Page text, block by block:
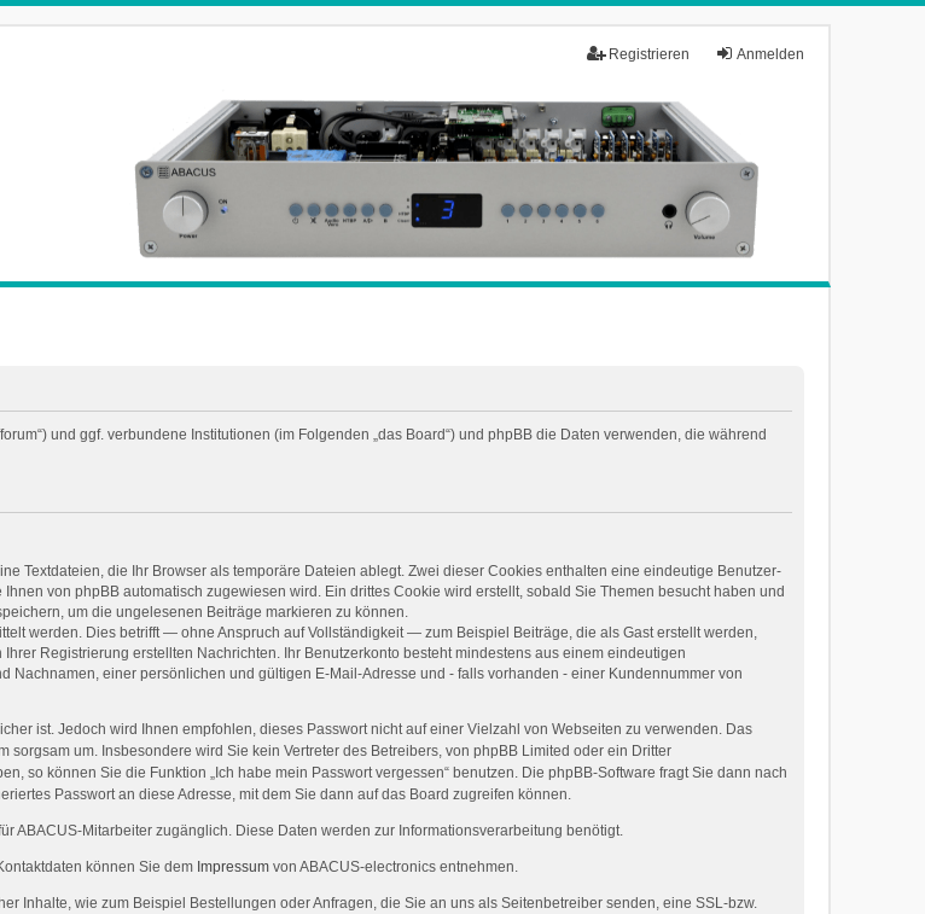
Anmelden
Registrieren
und ggf. verbundene Institutionen (im Folgenden „das Board“) und phpBB die Daten verwenden, die während
Textdateien, die Ihr Browser als temporäre Dateien ablegt. Zwei dieser Cookies enthalten eine eindeutige Benutzer-
von phpBB automatisch zugewiesen wird. Ein drittes Cookie wird erstellt, sobald Sie Themen besucht haben und
um die ungelesenen Beiträge markieren zu können.
werden. Dies betrifft — ohne Anspruch auf Vollständigkeit — zum Beispiel Beiträge, die als Gast erstellt werden,
Registrierung erstellten Nachrichten. Ihr Benutzerkonto besteht mindestens aus einem eindeutigen
Nachnamen, einer persönlichen und gültigen E-Mail-Adresse und - falls vorhanden - einer Kundennummer von
ist. Jedoch wird Ihnen empfohlen, dieses Passwort nicht auf einer Vielzahl von Webseiten zu verwenden. Das
um. Insbesondere wird Sie kein Vertreter des Betreibers, von phpBB Limited oder ein Dritter
so können Sie die Funktion „Ich habe mein Passwort vergessen“ benutzen. Die phpBB-Software fragt Sie dann nach
Passwort an diese Adresse, mit dem Sie dann auf das Board zugreifen können.
ABACUS-Mitarbeiter zugänglich. Diese Daten werden zur Informationsverarbeitung benötigt.
können Sie dem Impressum von ABACUS-electronics entnehmen.
Inhalte, wie zum Beispiel Bestellungen oder Anfragen, die Sie an uns als Seitenbetreiber senden, eine SSL-bzw.